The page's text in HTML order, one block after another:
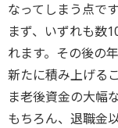
なってしまう点です
まず、いずれも数
れます。その後の
新たに積み上げる
ま老後資金の大幅
もちろん、退職金